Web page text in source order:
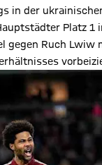
in der
Platz 1
gegen Ruch